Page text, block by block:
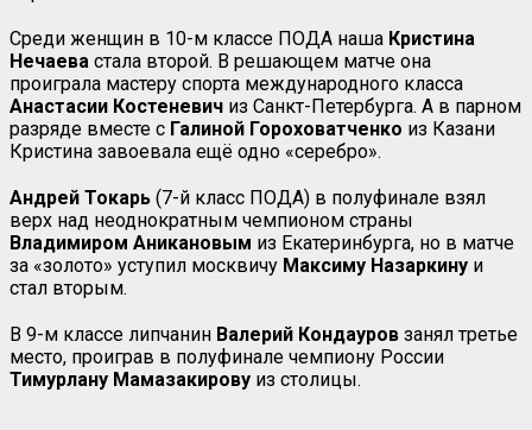
Среди женщин в 10-м классе ПОДА наша Кристина
Нечаева стала второй. В решающем матче она
проиграла мастеру спорта международного класса
Анастасии Костеневич из Санкт-Петербурга. А в парном
разряде вместе с Галиной Гороховатченко из Казани
Кристина завоевала ещё одно «серебро».
Андрей Токарь (7-й класс ПОДА) в полуфинале взял
верх над неоднократным чемпионом страны
Владимиром Аникановым из Екатеринбурга, но в матче
за «золото» уступил москвичу Максиму Назаркину и
стал вторым.
В 9-м классе липчанин Валерий Кондауров занял третье
место, проиграв в полуфинале чемпиону России
Тимурлану Мамазакирову из столицы.